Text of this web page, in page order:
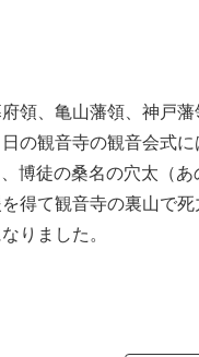
領、亀山藩領、神戸
の観音寺の観音会式に
博徒の桑名の穴太（
得て観音寺の裏山で
りました。